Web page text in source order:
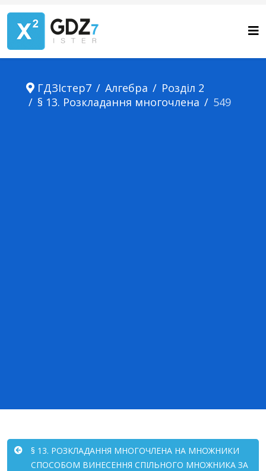
ГДЗІстер7 Алгебра
Розділ 2
§ 13. Розкладання многочлена
549
§ 13. РОЗКЛАДАННЯ МНОГОЧЛЕНА НА МНОЖНИКИ
СПОСОБОМ ВИНЕСЕННЯ СПІЛЬНОГО МНОЖНИКА ЗА